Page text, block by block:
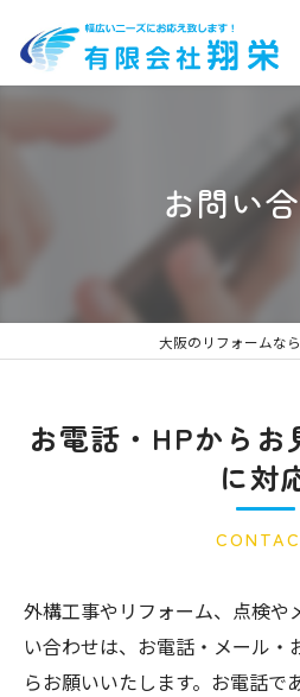
お問い
大阪のリフォームな
お電話・HPからお
に対
外構工事やリフォーム、点検や
い合わせは、お電話・メール
らお願いいたします。お電話で